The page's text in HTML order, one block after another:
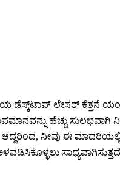
ಡೆಸ್ಕ್‌ಟಾಪ್ ಲೇಸರ್ ಕೆತ್ತನೆ
ಹೆಚ್ಚು
ನೀವು ಈ